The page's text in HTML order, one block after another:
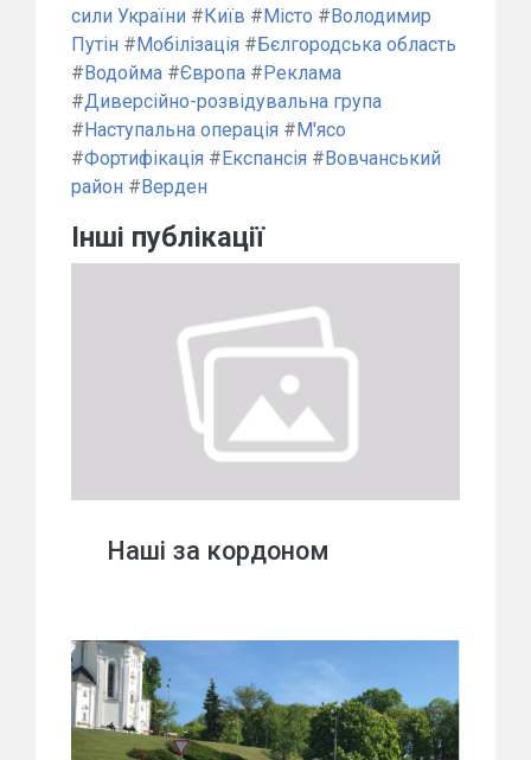
сили України #Київ #Місто #Володимир
Путін #Мобілізація #Бєлгородська область
#Водойма #Європа #Реклама
#Диверсійно-розвідувальна група
#Наступальна операція #М'ясо
#Фортифікація #Експансія #Вовчанський
район #Верден
Інші публікації
Наші за кордоном